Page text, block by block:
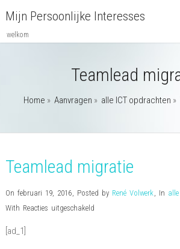
Mijn Persoonlijke Interesses
welkom
Teamlead
Home » Aanvragen » alle ICT opdrachten »
Teamlead migratie
On februari 19, 2016, Posted by René Volwerk, In
With Reacties uitgeschakeldvoor
[ad_1]